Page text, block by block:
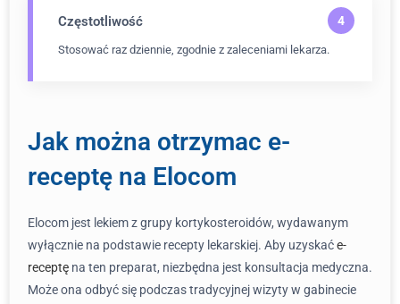
Częstotliwość
Stosować raz dziennie, zgodnie z zaleceniami lekarza.
Jak można otrzymac e-
receptę na Elocom
Elocom jest lekiem z grupy kortykosteroidów, wydawanym
wyłącznie na podstawie recepty lekarskiej. Aby uzyskaće-
receptę na ten preparat, niezbędna jest konsultacja medyczna.
Może ona odbyć się podczas tradycyjnej wizyty w gabinecie